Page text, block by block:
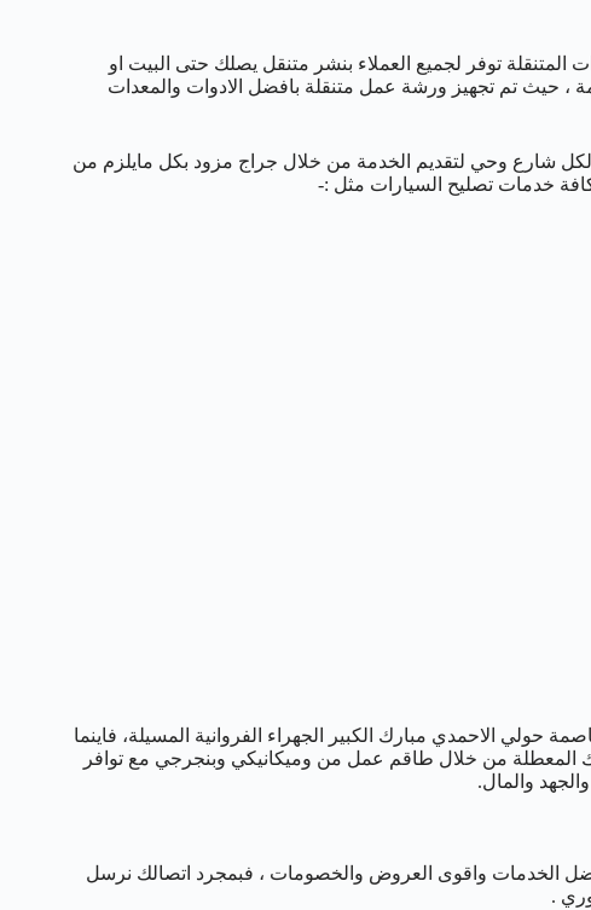
المتنقلة توفر لجميع العملاء بنشر متنقل يصلك حتى البيت او
، حيث تم تجهيز ورشة عمل متنقلة بافضل الادوات والمعدات
شارع وحي لتقديم الخدمة من خلال جراج مزود بكل مايلزم من
خدمات تصليح السيارات مثل :-
العاصمة حولي الاحمدي مبارك الكبير الجهراء الفروانية المسيلة، فاينما
المعطلة من خلال طاقم عمل من وميكانيكي وبنجرجي مع توافر
والمال.
الخدمات واقوى العروض والخصومات ، فبمجرد اتصالك نرسل
.